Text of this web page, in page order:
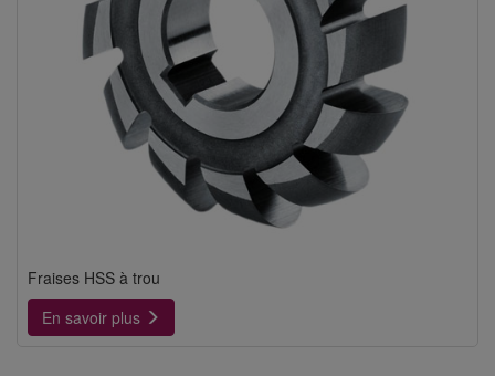
Fraises HSS à trou
En savoir plus